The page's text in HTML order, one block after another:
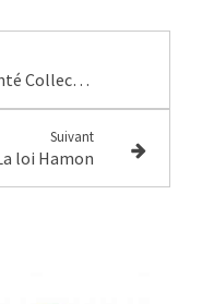
Travail Collectif - Santé Collective
Suivant
loi Hamon